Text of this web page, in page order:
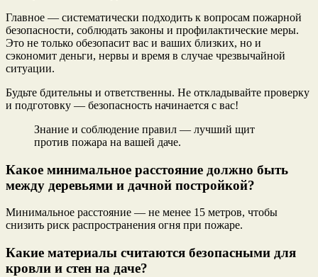
Главное — систематически подходить к вопросам пожарной
безопасности, соблюдать законы и профилактические меры.
Это не только обезопасит вас и ваших близких, но и
сэкономит деньги, нервы и время в случае чрезвычайной
ситуации.
Будьте бдительны и ответственны. Не откладывайте проверку
и подготовку — безопасность начинается с вас!
Знание и соблюдение правил — лучший щит
против пожара на вашей даче.
Какое минимальное расстояние должно быть
между деревьями и дачной постройкой?
Минимальное расстояние — не менее 15 метров, чтобы
снизить риск распространения огня при пожаре.
Какие материалы считаются безопасными для
кровли и стен на даче?